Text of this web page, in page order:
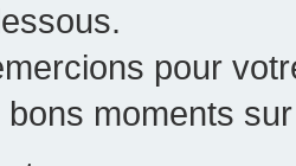
pour
moments